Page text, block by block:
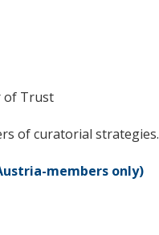
of Trust
of curatorial strategies.
members only)